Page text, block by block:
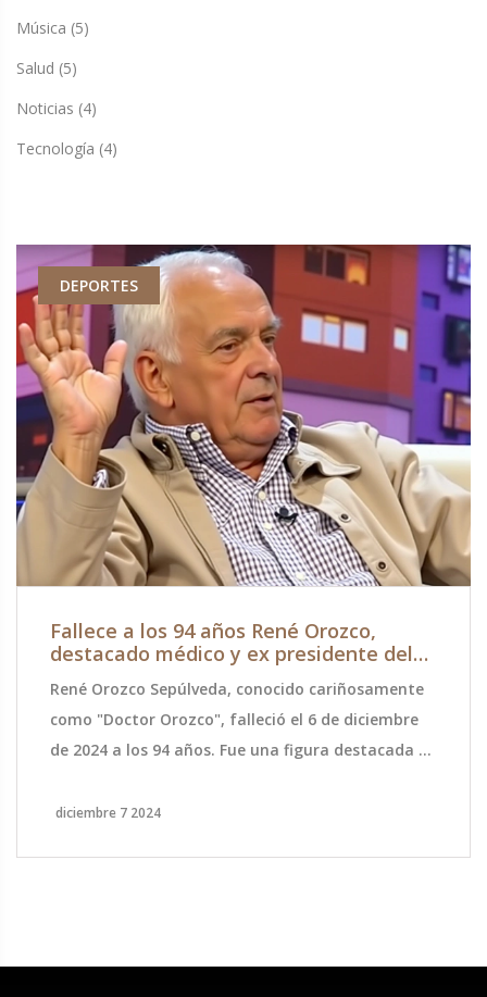
Música (5)
Salud (5)
Noticias (4)
Tecnología (4)
DEPORTES
Fallece a los 94 años René Orozco,
destacado médico y ex presidente del
René Orozco Sepúlveda, conocido cariñosamente
como "Doctor Orozco", falleció el 6 de diciembre
de 2024 a los 94 años. Fue una figura destacada en
y el fútbol. Su carrera médica estuvo marcada por
diciembre 7 2024